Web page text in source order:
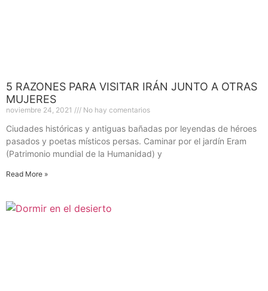
5 RAZONES PARA VISITAR IRÁN JUNTO A OTRAS
MUJERES
noviembre 24, 2021 No hay comentarios
Ciudades históricas y antiguas bañadas por leyendas de héroes
pasados y poetas místicos persas. Caminar por el jardín Eram
(Patrimonio mundial de la Humanidad) y
Read More »